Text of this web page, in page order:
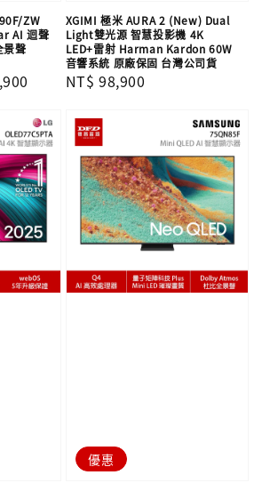
ZW
AI 迴聲
景聲
XGIMI 極米 AURA 2 (New) Dual
Light雙光源 智慧投影機 4K
LED+雷射 Harman Kardon 60W
音響系統 原廠保固 台灣公司貨
Regular
NT$ 98,900
優惠